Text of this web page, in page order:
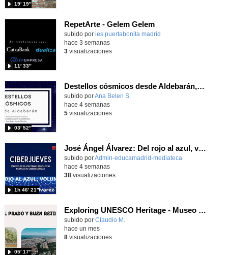
19′ 19″
RepetArte - Gelem Gelem
subido por ies puertabonita madrid
11′ 33″
hace 3 semanas
3visualizaciones
Destellos cósmicos desde Aldebarán, alcanzar las estrellas
Contenido educativo.
subido porAna Belen S.
03′ 52″
hace 4 semanas
5visualizaciones
José Ángel Álvarez: Del rojo al azul, volumen III
subido porAdmin-educamadrid-mediateca
1h 46′ 21″
hace 4 semanas
38visualizaciones
Exploring UNESCO Heritage - Museo del Prado
Contenido educativo.
subido por Claudio M.
05′ 17″
hace un mes
8visualizaciones